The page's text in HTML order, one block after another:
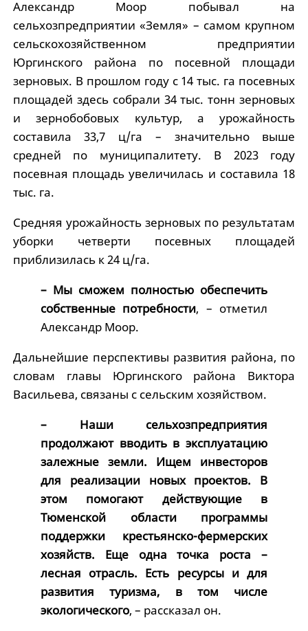
Александр Моор побывал на
сельхозпредприятии «Земля» – самом крупном
сельскохозяйственном предприятии
Юргинского района по посевной площади
зерновых. В прошлом году с 14 тыс. га посевных
площадей здесь собрали 34 тыс. тонн зерновых
и зернобобовых культур, а урожайность
составила 33,7 ц/га – значительно выше
средней по муниципалитету. В 2023 году
посевная площадь увеличилась и составила 18
тыс. га.
Средняя урожайность зерновых по результатам
уборки четверти посевных площадей
приблизилась к 24 ц/га.
– Мы сможем полностью обеспечить
собственные потребности, – отметил
Александр Моор.
Дальнейшие перспективы развития района, по
словам главы Юргинского района Виктора
Васильева, связаны с сельским хозяйством.
– Наши сельхозпредприятия
продолжают вводить в эксплуатацию
залежные земли. Ищем инвесторов
для реализации новых проектов. В
этом помогают действующие в
Тюменской области программы
поддержки крестьянско-фермерских
хозяйств. Еще одна точка роста –
лесная отрасль. Есть ресурсы и для
развития туризма, в том числе
экологического, – рассказал он.